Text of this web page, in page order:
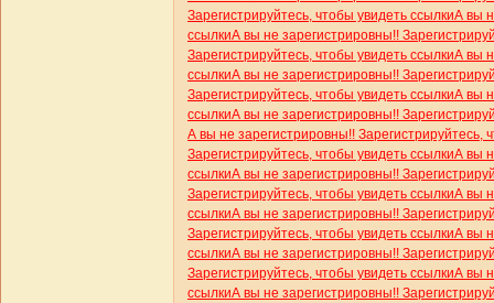
Зарегистрируйтесь, чтобы увидеть ссылкиА вы
ссылкиА вы не зарегистрировны!!
Зарегистрируйтесь, чтобы увидеть ссылкиА вы
ссылкиА вы не зарегистрировны!!
Зарегистрируйтесь, чтобы увидеть ссылкиА вы
ссылкиА вы не зарегистрировны!!
А вы не зарегистрировны!! Зарегистрируйтесь,
Зарегистрируйтесь, чтобы увидеть ссылкиА вы
ссылкиА вы не зарегистрировны!!
Зарегистрируйтесь, чтобы увидеть ссылкиА вы
ссылкиА вы не зарегистрировны!!
Зарегистрируйтесь, чтобы увидеть ссылкиА вы
ссылкиА вы не зарегистрировны!!
Зарегистрируйтесь, чтобы увидеть ссылкиА вы
ссылкиА вы не зарегистрировны!!